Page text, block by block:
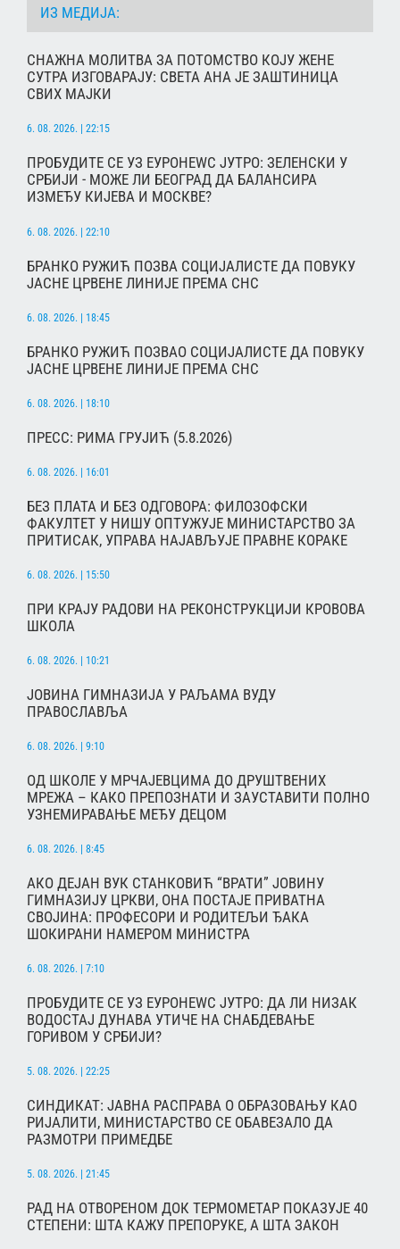
ИЗ МЕДИЈА:
СНАЖНА МОЛИТВА ЗА ПОТОМСТВО КОЈУ ЖЕНЕ
СУТРА ИЗГОВАРАЈУ: СВЕТА АНА ЈЕ ЗАШТИНИЦА
СВИХ МАЈКИ
6. 08. 2026. | 22:15
ПРОБУДИТЕ СЕ УЗ ЕУРОНЕWС ЈУТРО: ЗЕЛЕНСКИ У
СРБИЈИ - МОЖЕ ЛИ БЕОГРАД ДА БАЛАНСИРА
ИЗМЕЂУ КИЈЕВА И МОСКВЕ?
6. 08. 2026. | 22:10
БРАНКО РУЖИЋ ПОЗВА СОЦИЈАЛИСТЕ ДА ПОВУКУ
ЈАСНЕ ЦРВЕНЕ ЛИНИЈЕ ПРЕМА СНС
6. 08. 2026. | 18:45
БРАНКО РУЖИЋ ПОЗВАО СОЦИЈАЛИСТЕ ДА ПОВУКУ
ЈАСНЕ ЦРВЕНЕ ЛИНИЈЕ ПРЕМА СНС
6. 08. 2026. | 18:10
ПРЕСС: РИМА ГРУЈИЋ (5.8.2026)
6. 08. 2026. | 16:01
БЕЗ ПЛАТА И БЕЗ ОДГОВОРА: ФИЛОЗОФСКИ
ФАКУЛТЕТ У НИШУ ОПТУЖУЈЕ МИНИСТАРСТВО ЗА
ПРИТИСАК, УПРАВА НАЈАВЉУЈЕ ПРАВНЕ КОРАКЕ
6. 08. 2026. | 15:50
ПРИ КРАЈУ РАДОВИ НА РЕКОНСТРУКЦИЈИ КРОВОВА
ШКОЛА
6. 08. 2026. | 10:21
ЈОВИНА ГИМНАЗИЈА У РАЉАМА ВУДУ
ПРАВОСЛАВЉА
6. 08. 2026. | 9:10
ОД ШКОЛЕ У МРЧАЈЕВЦИМА ДО ДРУШТВЕНИХ
МРЕЖА – КАКО ПРЕПОЗНАТИ И ЗАУСТАВИТИ ПОЛНО
УЗНЕМИРАВАЊЕ МЕЂУ ДЕЦОМ
6. 08. 2026. | 8:45
АКО ДЕЈАН ВУК СТАНКОВИЋ “ВРАТИ” ЈОВИНУ
ГИМНАЗИЈУ ЦРКВИ, ОНА ПОСТАЈЕ ПРИВАТНА
СВОЈИНА: ПРОФЕСОРИ И РОДИТЕЉИ ЂАКА
ШОКИРАНИ НАМЕРОМ МИНИСТРА
6. 08. 2026. | 7:10
ПРОБУДИТЕ СЕ УЗ ЕУРОНЕWС ЈУТРО: ДА ЛИ НИЗАК
ВОДОСТАЈ ДУНАВА УТИЧЕ НА СНАБДЕВАЊЕ
ГОРИВОМ У СРБИЈИ?
5. 08. 2026. | 22:25
СИНДИКАТ: ЈАВНА РАСПРАВА О ОБРАЗОВАЊУ КАО
РИЈАЛИТИ, МИНИСТАРСТВО СЕ ОБАВЕЗАЛО ДА
РАЗМОТРИ ПРИМЕДБЕ
5. 08. 2026. | 21:45
РАД НА ОТВОРЕНОМ ДОК ТЕРМОМЕТАР ПОКАЗУЈЕ 40
СТЕПЕНИ: ШТА КАЖУ ПРЕПОРУКЕ, А ШТА ЗАКОН